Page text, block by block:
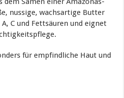
nussige, wachsartige Butter
C und Fettsäuren und eignet
für empfindliche Haut und